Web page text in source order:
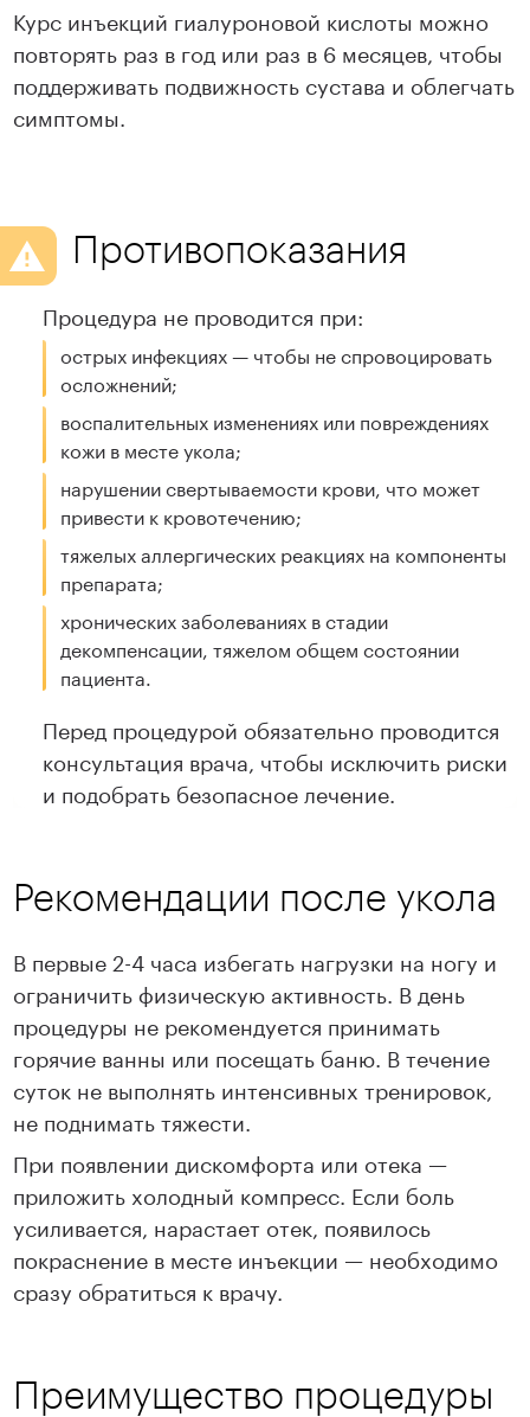
Курс инъекций гиалуроновой кислоты можно
повторять раз в год или раз в 6 месяцев, чтобы
поддерживать подвижность сустава и облегчать
симптомы.
Противопоказания
Процедура не проводится при:
острых инфекциях — чтобы не спровоцировать
осложнений;
воспалительных изменениях или повреждениях
кожи в месте укола;
нарушении свертываемости крови, что может
привести к кровотечению;
тяжелых аллергических реакциях на компоненты
препарата;
хронических заболеваниях в стадии
декомпенсации, тяжелом общем состоянии
пациента.
Перед процедурой обязательно проводится
консультация врача, чтобы исключить риски
и подобрать безопасное лечение.
Рекомендации после укола
В первые 2-4 часа избегать нагрузки на ногу и
ограничить физическую активность. В день
процедуры не рекомендуется принимать
горячие ванны или посещать баню. В течение
суток не выполнять интенсивных тренировок,
не поднимать тяжести.
При появлении дискомфорта или отека —
приложить холодный компресс. Если боль
усиливается, нарастает отек, появилось
покраснение в месте инъекции — необходимо
сразу обратиться к врачу.
Преимущество процедуры